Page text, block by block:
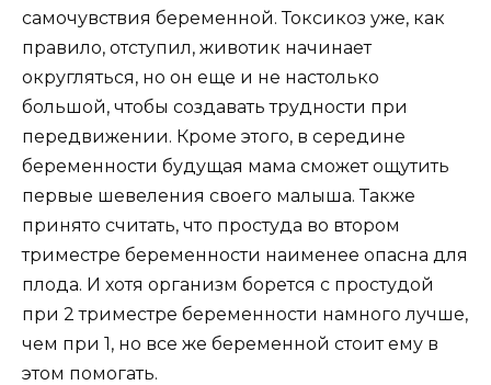
самочувствия беременной. Токсикоз уже, как
правило, отступил, животик начинает
округляться, но он еще и не настолько
большой, чтобы создавать трудности при
передвижении. Кроме этого, в середине
беременности будущая мама сможет ощутить
первые шевеления своего малыша. Также
принято считать, что простуда во втором
триместре беременности наименее опасна для
плода. И хотя организм борется с простудой
при 2 триместре беременности намного лучше,
чем при 1, но все же беременной стоит ему в
этом помогать.